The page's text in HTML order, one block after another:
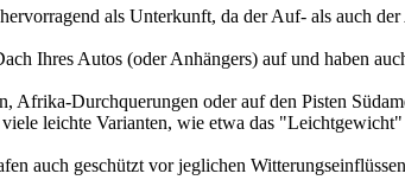
als Unterkunft, da der Auf- als auch
Ihres Autos (oder Anhängers) auf und haben
Afrika-Durchquerungen oder auf den Pisten
leichte Varianten, wie etwa das
auch geschützt vor jeglichen